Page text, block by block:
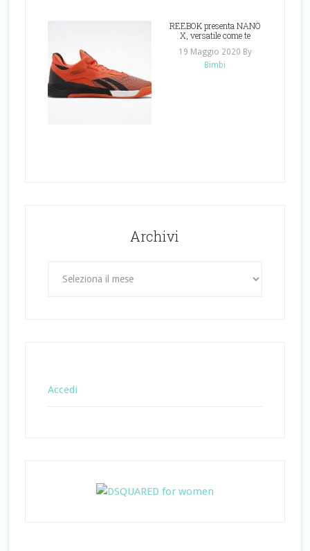
REEBOK presenta NANO
X, versatile come te
19 Maggio 2020 By
Bimbi
Archivi
Accedi